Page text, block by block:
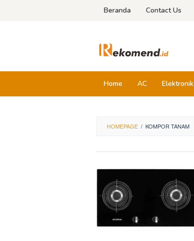
Beranda Contact Us
Home AC Elektronik
HOMEPAGE / KOMPOR TANAM